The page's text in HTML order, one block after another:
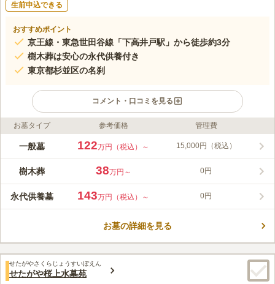
生前申込できる
おすすめポイント
京王線・東急世田谷線「下高井戸駅」から徒歩約3分
樹木葬は安心の永代供養付き
東京都杉並区の名刹
コメント・口コミを見る
ライフドット編集部のコメント
1603年に開創された曹洞宗の寺院で、本尊は釈迦如来座像で
て様々な行事があります。 法要施設もあり、法事の際は安心し
て相談できるのでご家族への負担も少ないです。 生前にお墓を
お考えの方も安心です。
お墓タイプ 参考価格 管理費
一般墓 122万円（税込）～ 15,000円（税込）
樹木葬 38万円～ 0円
永代供養墓 143万円（税込）～ 0円
お墓の詳細を見る
せたがやさくらじょうすいぼえん
せたがや桜上水墓苑